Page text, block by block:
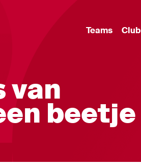
Teams Club
van
beetje